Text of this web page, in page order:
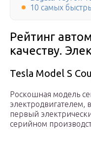
10 самых
Рейтинг
качеству.
Tesla Model S
Роскошная модель
электродвигателем,
первый
серийном